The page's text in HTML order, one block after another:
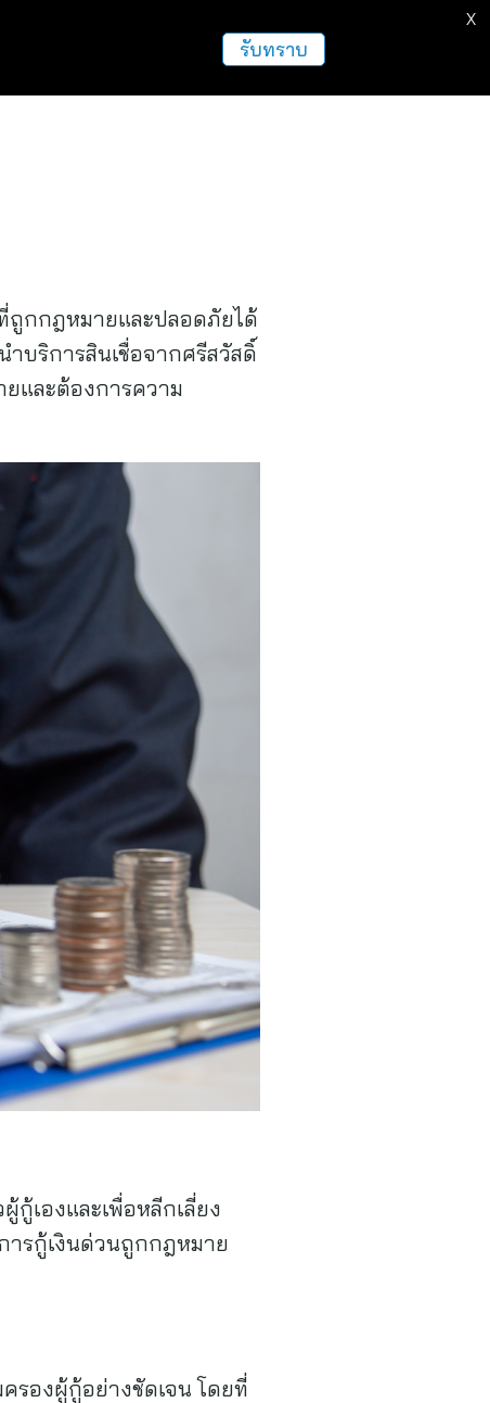
ฝากข่าวประชาสัมพันธ์
ถูกกฎหมายและปลอดภัยได้
บริการสินเชื่อจากศรีสวัสดิ์
และต้องการความ
เองและเพื่อหลีกเลี่ยง
รกู้เงินด่วนถูกกฎหมาย
รองผู้กู้อย่างชัดเจน โดยที่
รับทราบ
X